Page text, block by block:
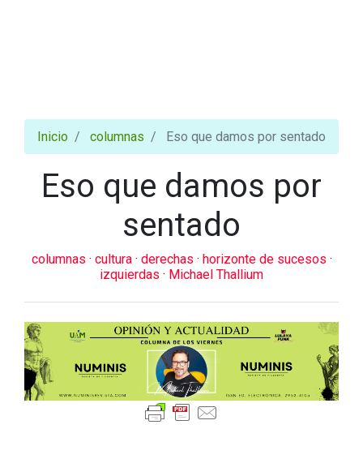
Inicio columnas Eso que damos por sentado
Eso que damos por
sentado
columnas · cultura · derechas · horizonte de sucesos ·
izquierdas · Michael Thallium